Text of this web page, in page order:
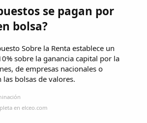
se pagan por
bolsa?
Sobre la Renta establece un
sobre la ganancia capital por la
de empresas nacionales o
las bolsas de valores.
en elceo.com